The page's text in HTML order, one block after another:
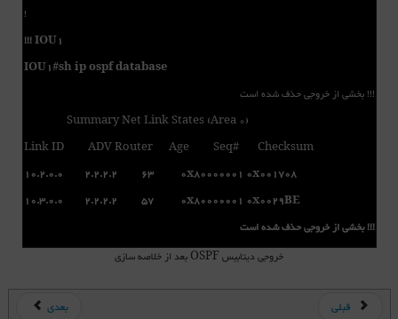
!
!!! IOU1
IOU1#sh ip ospf database
!!! بخشی از خروجی حذف شده است
Summary Net Link States (Area 0)
Link ID ADV Router Age Seq# Checksum
10.2.0.0 2.2.2.2 63 0x80000001 0x001708
10.3.0.0 2.2.2.2 57 0x80000001 0x0029BE
!!! بخشی از خروجی حذف شده است
خروجی دیتابیس OSPF بعد از خلاصه سازی
قبلی بعدی